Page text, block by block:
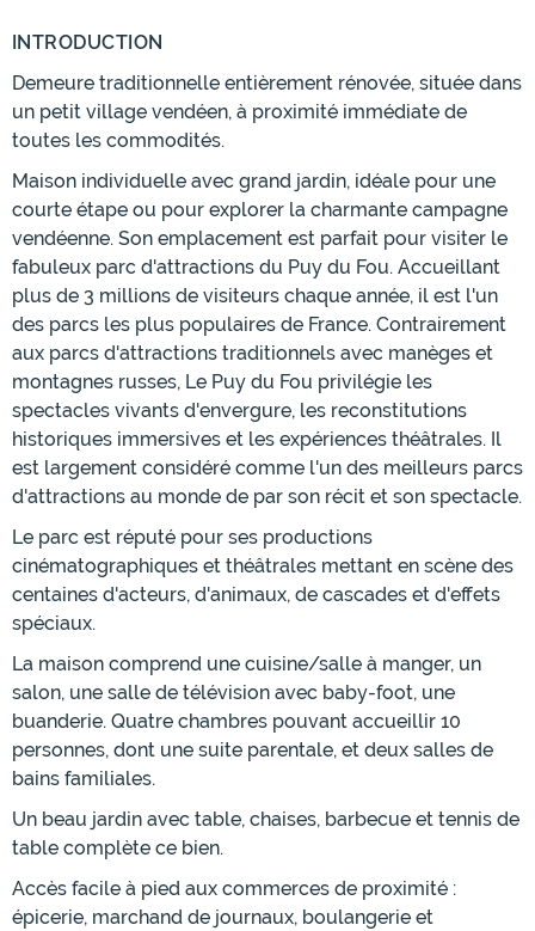
INTRODUCTION
Demeure traditionnelle entièrement rénovée, située dans
un petit village vendéen, à proximité immédiate de
toutes les commodités.
Maison individuelle avec grand jardin, idéale pour une
courte étape ou pour explorer la charmante campagne
vendéenne. Son emplacement est parfait pour visiter le
fabuleux parc d'attractions du Puy du Fou. Accueillant
plus de 3 millions de visiteurs chaque année, il est l'un
des parcs les plus populaires de France. Contrairement
aux parcs d'attractions traditionnels avec manèges et
montagnes russes, Le Puy du Fou privilégie les
spectacles vivants d'envergure, les reconstitutions
historiques immersives et les expériences théâtrales. Il
est largement considéré comme l'un des meilleurs parcs
d'attractions au monde de par son récit et son spectacle.
Le parc est réputé pour ses productions
cinématographiques et théâtrales mettant en scène des
centaines d'acteurs, d'animaux, de cascades et d'effets
spéciaux.
La maison comprend une cuisine/salle à manger, un
salon, une salle de télévision avec baby-foot, une
buanderie. Quatre chambres pouvant accueillir 10
personnes, dont une suite parentale, et deux salles de
bains familiales.
Un beau jardin avec table, chaises, barbecue et tennis de
table complète ce bien.
Accès facile à pied aux commerces de proximité :
épicerie, marchand de journaux, boulangerie et